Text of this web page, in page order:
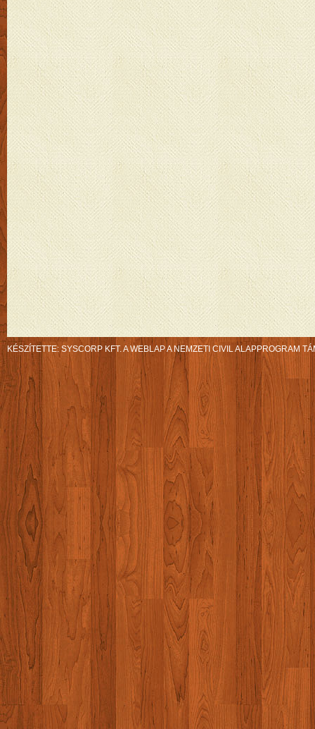
KÉSZÍTETTE:SYSCORP KFT.A WEBLAP A NEMZETI CIVIL ALAPPROGRAM